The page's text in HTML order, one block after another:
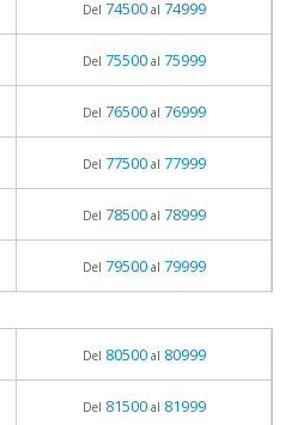
Del 74500al 74999
Del 75500al 75999
Del 76500al 76999
Del 77500al 77999
Del 78500al 78999
Del 79500al 79999
Del 80500al 80999
Del 81500al 81999